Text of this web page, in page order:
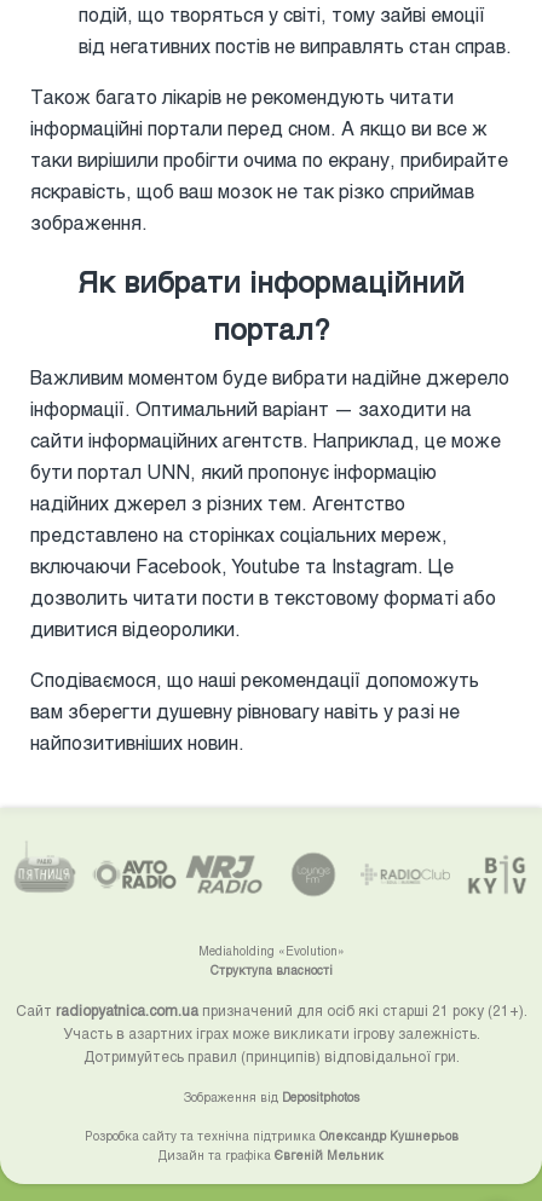
подій, що творяться у світі, тому зайві емоції
від негативних постів не виправлять стан справ.
Також багато лікарів не рекомендують читати
інформаційні портали перед сном. А якщо ви все ж
таки вирішили пробігти очима по екрану, прибирайте
яскравість, щоб ваш мозок не так різко сприймав
зображення.
Як вибрати інформаційний
портал?
Важливим моментом буде вибрати надійне джерело
інформації. Оптимальний варіант — заходити на
сайти інформаційних агентств. Наприклад, це може
бути портал UNN, який пропонує інформацію
надійних джерел з різних тем. Агентство
представлено на сторінках соціальних мереж,
включаючи Facebook, Youtube та Instagram. Це
дозволить читати пости в текстовому форматі або
дивитися відеоролики.
Сподіваємося, що наші рекомендації допоможуть
вам зберегти душевну рівновагу навіть у разі не
найпозитивніших новин.
Mediaholding «Evolution»
Структупа власності
Сайт radiopyatnica.com.uaпризначений для осіб які старші 21 року (21+).
Участь в азартних іграх може викликати ігрову залежність.
Дотримуйтесь правил (принципів) відповідальної гри.
Зображення від Depositphotos
Розробка сайту та технічна підтримка Олександр Кушнерьов
Дизайн та графіка Євгеній Мельник